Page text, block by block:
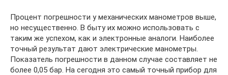
Процент погрешности у механических манометров выше,
но несущественно. В быту их можно использовать с
таким же успехом, как и электронные аналоги. Наиболее
точный результат дают электрические манометры.
Показатель погрешности в данном случае составляет не
более 0,05 бар. На сегодня это самый точный прибор для